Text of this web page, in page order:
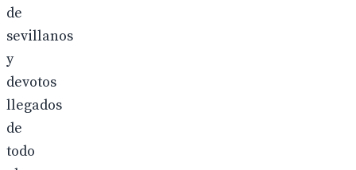
de
sevillanos
y
devotos
llegados
de
todo